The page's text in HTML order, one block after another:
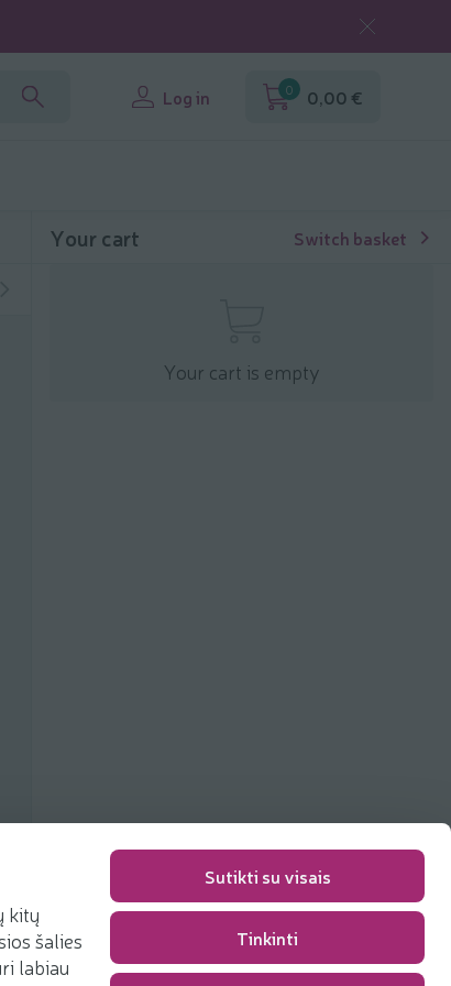
kitų
šalies
labiau
Sutikti su visais
Tinkinti
Log in 0 0,00 €
Your cart Switch basket
Your cart is empty
Packaging fee 0,00 €